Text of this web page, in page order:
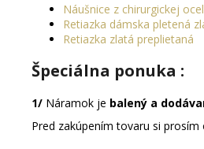
Náušnice z chirurgickej
Retiazka dámska pletená
Retiazka zlatá preplietaná
Špeciálna ponuka :
1/ Náramok je balený a
Pred zakúpením tovaru si